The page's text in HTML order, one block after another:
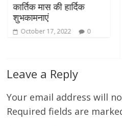
कार्तिक मास की हार्दिक
शुभकामनाएं
October 17, 2022 0
Leave a Reply
Your email address will
Required fields are